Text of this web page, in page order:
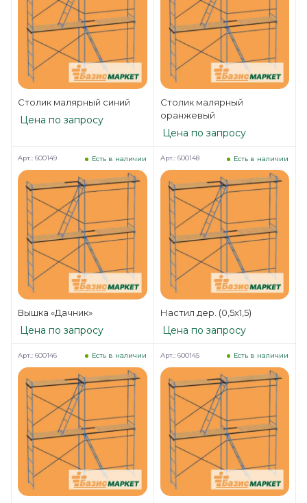
Столик малярный синий
Цена по запросу
Столик малярный
оранжевый
Цена по запросу
Вышка «Дачник»
Есть в наличии
Арт.: 600149
Цена по запросу
Настил дер. (0,5х1,5)
Есть в наличии
Арт.: 600148
Цена по запросу
Есть в наличии
Арт.: 600146 Есть в наличии
Арт.: 600145